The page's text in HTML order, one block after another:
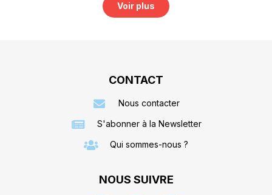
Voir plus
CONTACT
Nous contacter
S'abonner à la Newsletter
Qui sommes-nous ?
NOUS SUIVRE